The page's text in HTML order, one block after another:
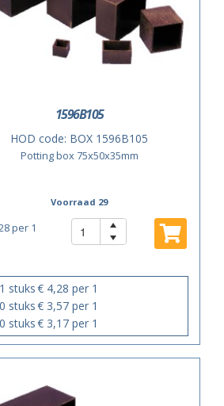
1596B105
HOD code: BOX 1596B105
Potting box 75x50x35mm
Voorraad 29
per 1
stuks€ 4,28 per 1
stuks€ 3,57 per 1
stuks€ 3,17 per 1